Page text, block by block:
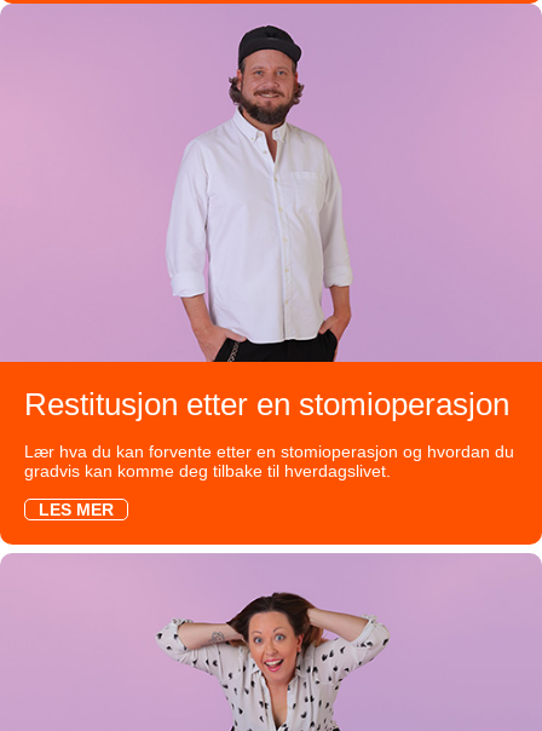
Restitusjon etter en stomioperasjon
Lær hva du kan forvente etter en stomioperasjon og hvordan du
gradvis kan komme deg tilbake til hverdagslivet.
LES MER